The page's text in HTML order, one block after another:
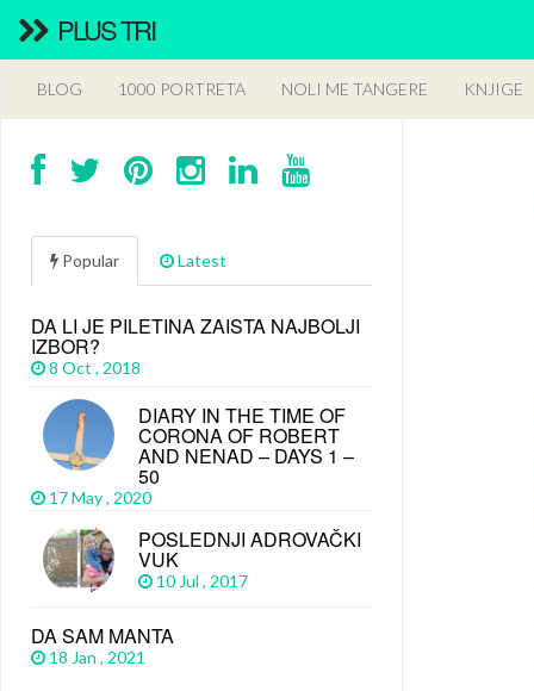
PLUS TRI
BLOG 1000 PORTRETA NOLI ME TANGERE KNJIGE
Popular Latest
DA LI JE PILETINA ZAISTA NAJBOLJI
IZBOR?
8 Oct , 2018
DIARY IN THE TIME OF
CORONA OF ROBERT
AND NENAD – DAYS 1 –
50
17 May , 2020
POSLEDNJI ADROVAČKI
VUK
10 Jul , 2017
DA SAM MANTA
18 Jan , 2021